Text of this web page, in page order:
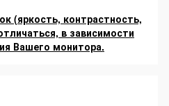
(яркость, контрастность,
в зависимости
Вашего монитора.